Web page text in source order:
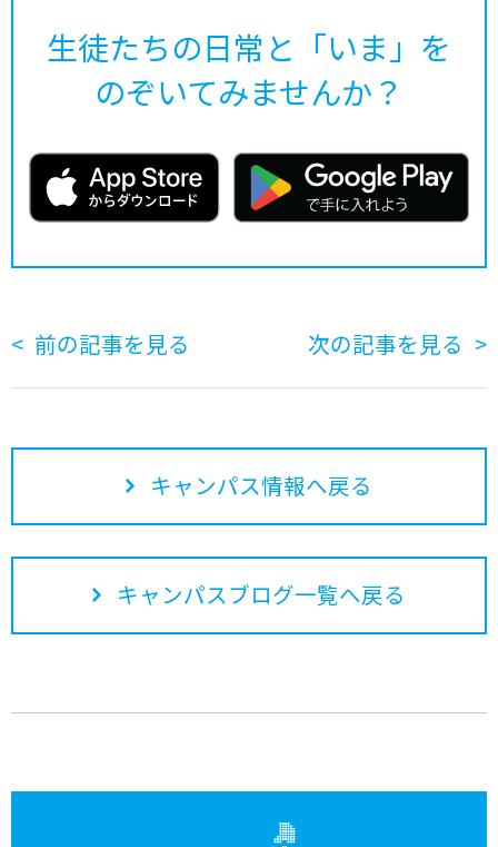
生徒たちの日常と「いま」を
のぞいてみませんか？
前の記事を見る 次の記事を見る
キャンパス情報へ戻る
キャンパスブログ一覧へ戻る